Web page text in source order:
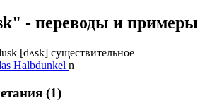
- переводы и примеры
[dʌsk] существительное
Halbdunkel n
(1)